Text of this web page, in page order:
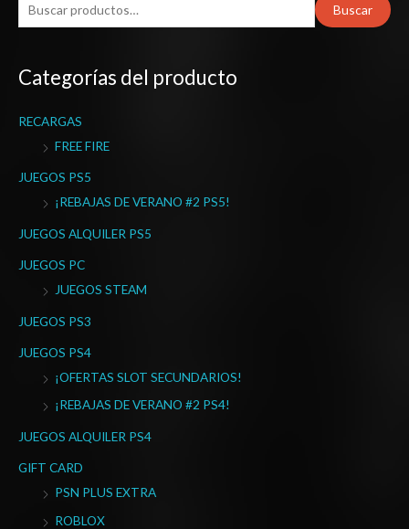
u
c
r
o
Buscar
Categorías del producto
RECARGAS
FREE FIRE
JUEGOS PS5
¡REBAJAS DE VERANO #2 PS5!
JUEGOS ALQUILER PS5
JUEGOS PC
JUEGOS STEAM
JUEGOS PS3
JUEGOS PS4
¡OFERTAS SLOT SECUNDARIOS!
¡REBAJAS DE VERANO #2 PS4!
JUEGOS ALQUILER PS4
GIFT CARD
PSN PLUS EXTRA
ROBLOX